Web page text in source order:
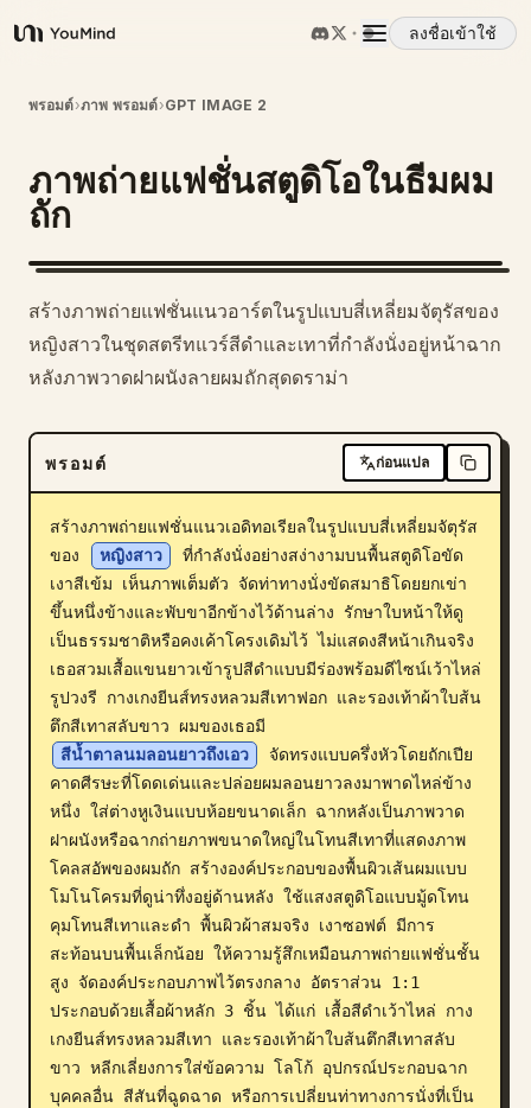
YouMind
ลงชื่อเข้าใช้
ภาพรวม
กรณีการใช้งาน
ทักษะ
พรอมต์
ดาวน์โหลด
บล็อก
อัปเดต
พรอมต์›ภาพ พรอมต์›GPT IMAGE 2
ภาพถ่ายแฟชั่นสตูดิโอในธีมผม
ถัก
สร้างภาพถ่ายแฟชั่นแนวอาร์ตในรูปแบบสี่เหลี่ยมจัตุรัสของ
หญิงสาวในชุดสตรีทแวร์สีดำและเทาที่กำลังนั่งอยู่หน้าฉาก
หลังภาพวาดฝาผนังลายผมถักสุดดราม่า
พรอมต์ ก่อนแปล
สร้างภาพถ่ายแฟชั่นแนวเอดิทอเรียลในรูปแบบสี่เหลี่ยมจัตุรัส
ของ
หญิงสาว
ที่กำลังนั่งอย่างสง่างามบนพื้นสตูดิโอขัด
เงาสีเข้ม เห็นภาพเต็มตัว จัดท่าทางนั่งขัดสมาธิโดยยกเข่า
ขึ้นหนึ่งข้างและพับขาอีกข้างไว้ด้านล่าง รักษาใบหน้าให้ดู
เป็นธรรมชาติหรือคงเค้าโครงเดิมไว้ ไม่แสดงสีหน้าเกินจริง
เธอสวมเสื้อแขนยาวเข้ารูปสีดำแบบมีร่องพร้อมดีไซน์เว้าไหล่
รูปวงรี กางเกงยีนส์ทรงหลวมสีเทาฟอก และรองเท้าผ้าใบส้น
ตึกสีเทาสลับขาว ผมของเธอมี
สีน้ำตาลนมลอนยาวถึงเอว
จัดทรงแบบครึ่งหัวโดยถักเปีย
คาดศีรษะที่โดดเด่นและปล่อยผมลอนยาวลงมาพาดไหล่ข้าง
หนึ่ง ใส่ต่างหูเงินแบบห้อยขนาดเล็ก ฉากหลังเป็นภาพวาด
ฝาผนังหรือฉากถ่ายภาพขนาดใหญ่ในโทนสีเทาที่แสดงภาพ
โคลสอัพของผมถัก สร้างองค์ประกอบของพื้นผิวเส้นผมแบบ
โมโนโครมที่ดูน่าทึ่งอยู่ด้านหลัง ใช้แสงสตูดิโอแบบมู้ดโทน
คุมโทนสีเทาและดำ พื้นผิวผ้าสมจริง เงาซอฟต์ มีการ
สะท้อนบนพื้นเล็กน้อย ให้ความรู้สึกเหมือนภาพถ่ายแฟชั่นชั้น
สูง จัดองค์ประกอบภาพไว้ตรงกลาง อัตราส่วน 1:1
ประกอบด้วยเสื้อผ้าหลัก 3 ชิ้น ได้แก่ เสื้อสีดำเว้าไหล่ กาง
เกงยีนส์ทรงหลวมสีเทา และรองเท้าผ้าใบส้นตึกสีเทาสลับ
ขาว หลีกเลี่ยงการใส่ข้อความ โลโก้ อุปกรณ์ประกอบฉาก
บุคคลอื่น สีสันที่ฉูดฉาด หรือการเปลี่ยนท่าทางการนั่งที่เป็น